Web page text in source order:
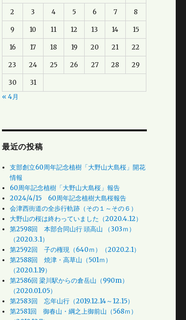
2 3 4 5 6 7 8
9 10 11 12 13 14 15
16 17 18 19 20 21 22
23 24 25 26 27 28 29
30
31
« 4月
最近の投稿
支部創立60周年記念植樹「大野山大島桜」開花
情報
60周年記念植樹「大野山大島桜」報告
2024/4/15 60周年記念植樹大島桜報告
会津西街道の全歩行軌跡（その１～その６）
大野山の桜は終わっていました（2020.4.12）
第2598回 本部合同山行 頭高山 （303ｍ）
（2020.3.1）
第2592回 子の権現（640ｍ）（2020.2.1）
第2588回 焼津・高草山（501ｍ）
（2020.1.19）
第2586回 梁川駅からの倉岳山（990m）
（2020.01.05）
第2583回 忘年山行（2019.12.14～12.15）
第2581回 御春山・綱之上御前山（568ｍ）